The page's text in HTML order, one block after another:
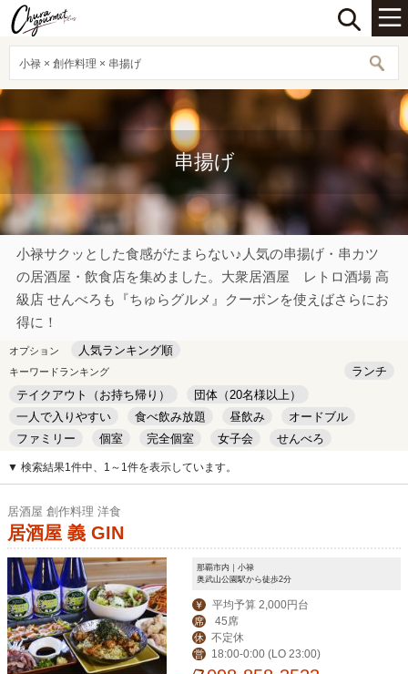
小禄 × 創作料理 × 串揚げ
串揚げ
小禄サクッとした食感がたまらない♪人気の串揚げ・串カツ
の居酒屋・飲食店を集めました。大衆居酒屋 レトロ酒場 高
級店 せんべろも『ちゅらグルメ』クーポンを使えばさらにお
得に！
オプション 人気ランキング順
キーワードランキング
ランチ
テイクアウト（お持ち帰り）
団体（20名様以上）
一人で入りやすい
食べ飲み放題 昼飲み
オードブル
ファミリー
個室 完全個室 女子会
せんべろ
キッズルーム
安い デート
▼ 検索結果1件中、1～1件を表示しています。
居酒屋 創作料理 洋食
居酒屋 義 GIN
那覇市内｜小禄
奥武山公園駅から徒歩2分
￥ 平均予算 2,000円台
席 45席
休 不定休
営 18:00-0:00 (LO 23:00)